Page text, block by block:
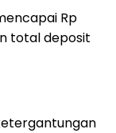
Rp
total deposit